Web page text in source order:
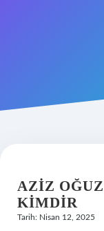
Olur
Yasal Uyarı
AZIZ
KIMDIR
Tarih: Nisan 12, 2025